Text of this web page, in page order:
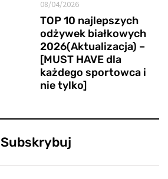
08/04/2026
TOP 10 najlepszych
odżywek białkowych
2026(Aktualizacja) –
[MUST HAVE dla
każdego sportowca i
nie tylko]
Subskrybuj